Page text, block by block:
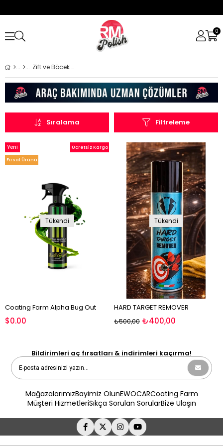
0
Zift ve Böcek Temizleme
Filtreleme
Sıralama
Tükendi
Coating Farm Alpha Bug Out
$0.00
Ücretsiz Kargo
Yeni
Ürün
Fırsat Ürünü
Tükendi
HARD TARGET REMOVER
₺400,00
₺500,00
Bildirimleri aç fırsatları & indirimleri kaçırma!
MağazalarımızBayimiz OlunEWOCARCoating Farm
Müşteri HizmetleriSıkça Sorulan SorularBize Ulaşın